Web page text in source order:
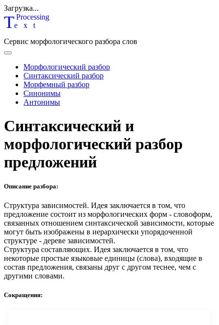
Загрузка...
Text
Processing
Сервис морфологического разбора слов
Морфологический разбор
Синтаксический разбор
Морфемный разбор
Синонимы
Антонимы
Синтаксический и
морфологический разбор
предложений
Описание разбора:
Структура зависимостей. Идея заключается в том, что
предложение состоит из морфологических форм - словоформ,
связанных отношением синтаксической зависимости, которые
могут быть изображены в иерархически упорядоченной
структуре - дереве зависимостей.
Структура составляющих. Идея заключается в том, что
некоторые простые языковые единицы (слова), входящие в
состав предложения, связаны друг с другом теснее, чем с
другими словами.
Сокращения: